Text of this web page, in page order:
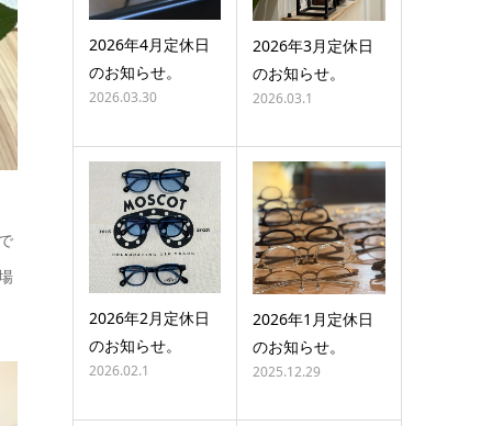
2026年4月定休日
のお知らせ。
2026.03.30
2026年3月定休日
のお知らせ。
2026.03.1
2026年2月定休日
のお知らせ。
2026.02.1
2026年1月定休日
のお知らせ。
2025.12.29